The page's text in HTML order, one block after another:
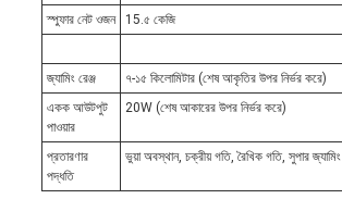
স্পুফার নেট ওজন
15.৫ কেজি
জ্যামিং রেঞ্জ
৭-১৫ কিলোমিটার (শেষ আকৃতির উপর নির্ভর করে)
একক আউটপুট
পাওয়ার
20W (শেষ আকারের উপর নির্ভর করে)
প্রতারণার
পদ্ধতি
ভুয়া অবস্থান, চক্রীয় গতি, রৈখিক গতি, সুপার জ্যামিং